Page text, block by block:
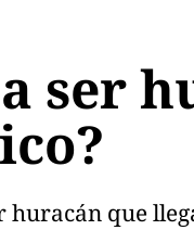
a ser
que